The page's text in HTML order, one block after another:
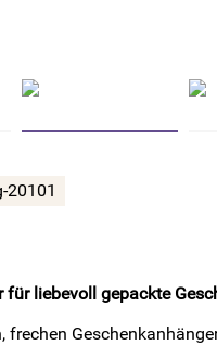
20101
für liebevoll gepackte
frechen